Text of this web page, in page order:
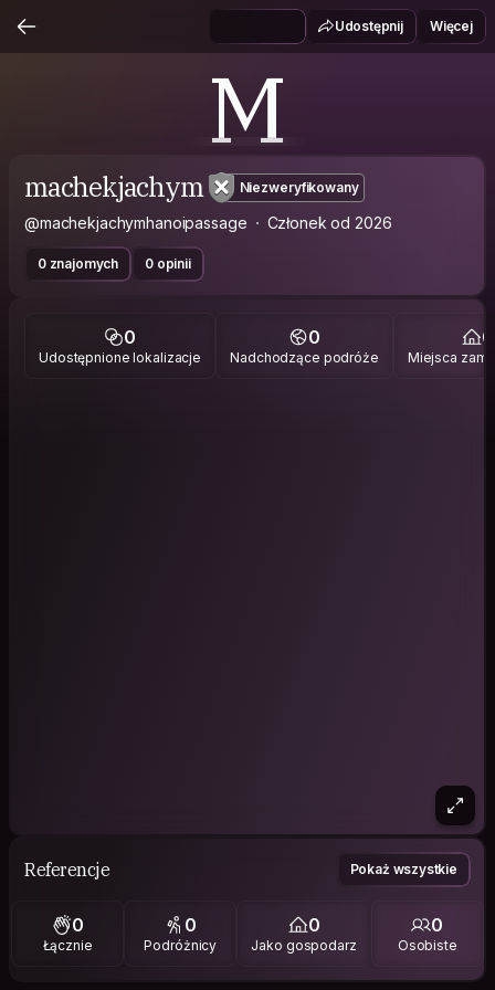
Udostępnij Więcej
M
machekjachym Niezweryfikowany
@machekjachymhanoipassage Członek od 2026
0 znajomych 0 opinii
0
Udostępnione lokalizacje
0
Nadchodzące podróże
0
Miejsca
Referencje Pokaż wszystkie
0
Łącznie
0
Podróżnicy
0
Jako gospodarz
0
Osobiste